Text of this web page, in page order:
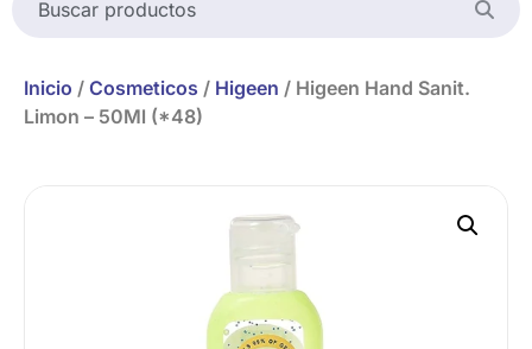
Inicio / Cosmeticos / Higeen / Higeen Hand Sanit.
Limon – 50Ml (*48)